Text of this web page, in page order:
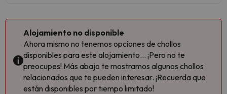
Alojamiento no disponible
Ahora mismo no tenemos opciones de chollos
disponibles para este alojamiento... ¡Pero no te
preocupes! Más abajo te mostramos algunos chollos
relacionados que te pueden interesar. ¡Recuerda que
están disponibles por tiempo limitado!